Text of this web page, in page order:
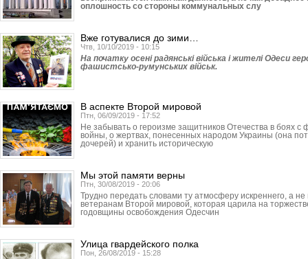
оплошность со стороны коммунальных слу
Вже готувалися до зими…
Чтв, 10/10/2019 - 10:15
На початку осені радянські війська і жителі Одеси
фашистсько-румунських військ.
В аспекте Второй мировой
Птн, 06/09/2019 - 17:52
Не забывать о героизме защитников Отечества в боях с
войны, о жертвах, понесенных народом Украины (она
дочерей) и хранить историческую
Мы этой памяти верны
Птн, 30/08/2019 - 20:06
Трудно передать словами ту атмосферу искреннего, а
ветеранам Второй мировой, которая царила на
годовщины освобождения Одесчин
Улица гвардейского полка
Пон, 26/08/2019 - 15:28